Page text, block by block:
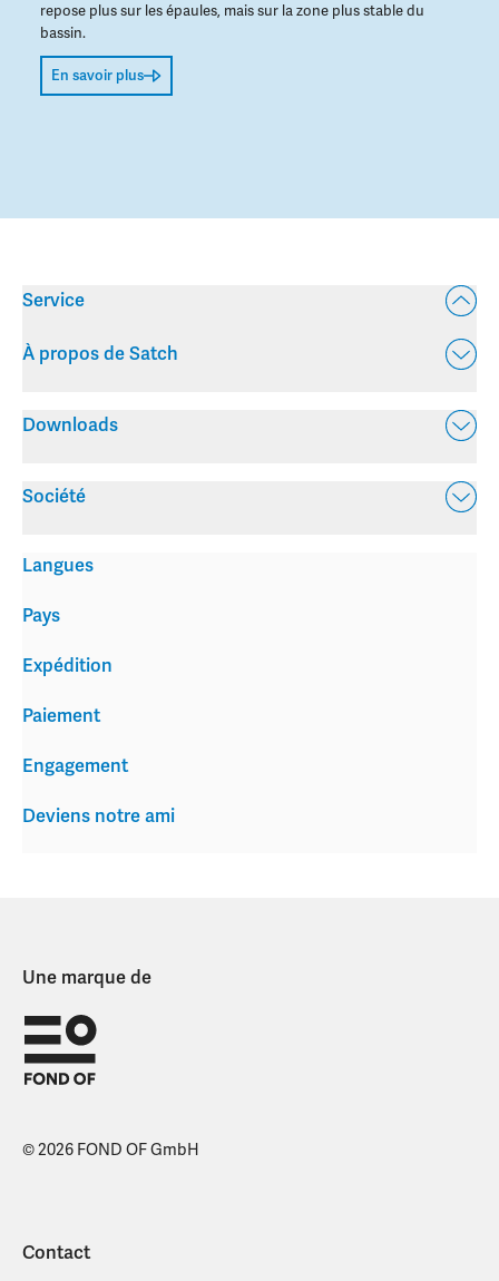
repose plus sur les épaules, mais sur la zone plus stable du
bassin.
En savoir plus
Service
À propos de Satch
Downloads
Société
Expédition
Paiement
Engagement
Deviens notre ami
Langues
Pays
Une marque de
© 2026 FOND OF GmbH
Contact